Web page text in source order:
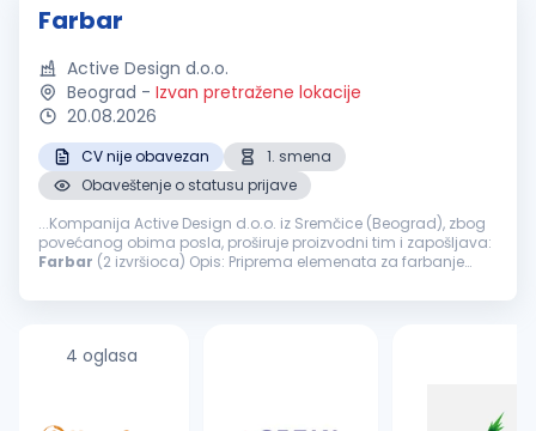
Farbar
Active Design d.o.o.
Beograd - Izvan pretražene lokacije
20.08.2026
CV nije obavezan
1. smena
Obaveštenje o statusu prijave
...Kompanija Active Design d.o.o. iz Sremčice (Beograd), zbog
povećanog obima posla, proširuje proizvodni tim i zapošljava:
Farbar (2 izvršioca) Opis: Priprema elemenata za farbanje
Nudimo...
4 oglasa